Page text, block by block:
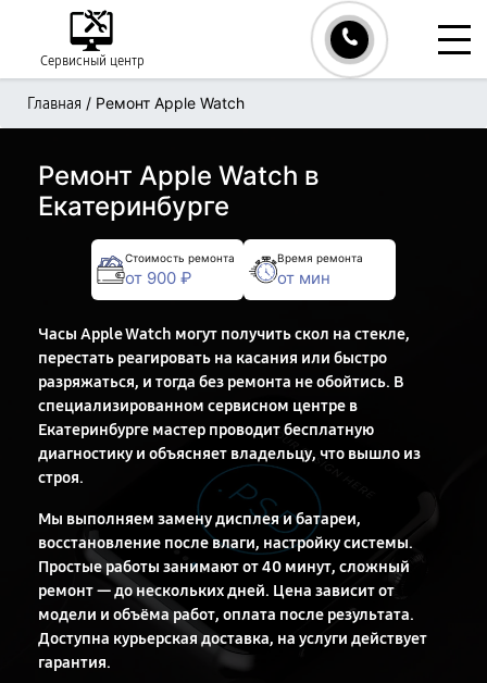
Сервисный центр
Главная / Ремонт Apple Watch
Ремонт Apple Watch в
Екатеринбурге
Стоимость ремонта
от 900 ₽
Время ремонта
от мин
Часы Apple Watch могут получить скол на стекле,
перестать реагировать на касания или быстро
разряжаться, и тогда без ремонта не обойтись. В
специализированном сервисном центре в
Екатеринбурге мастер проводит бесплатную
диагностику и объясняет владельцу, что вышло из
строя.
Мы выполняем замену дисплея и батареи,
восстановление после влаги, настройку системы.
Простые работы занимают от 40 минут, сложный
ремонт — до нескольких дней. Цена зависит от
модели и объёма работ, оплата после результата.
Доступна курьерская доставка, на услуги действует
гарантия.